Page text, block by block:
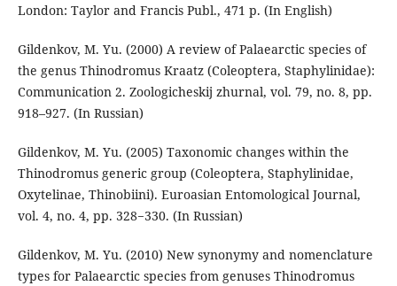
London: Taylor and Francis Publ., 471 p. (In English)
Gildenkov, M. Yu. (2000) A review of Palaearctic species of
the genus Thinodromus Kraatz (Coleoptera, Staphylinidae):
Communication 2. Zoologicheskij zhurnal, vol. 79, no. 8, pp.
918–927. (In Russian)
Gildenkov, M. Yu. (2005) Taxonomic changes within the
Thinodromus generic group (Coleoptera, Staphylinidae,
Oxytelinae, Thinobiini). Euroasian Entomological Journal,
vol. 4, no. 4, pp. 328−330. (In Russian)
Gildenkov, M. Yu. (2010) New synonymy and nomenclature
types for Palaearctic species from genuses Thinodromus